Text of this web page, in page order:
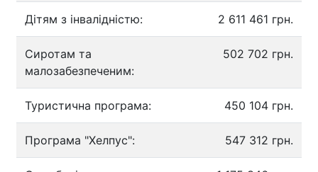
Дітям з інвалідністю: 2 611 461 грн.
Сиротам та
малозабезпеченим:
502 702 грн.
Туристична програма: 450 104 грн.
Програма "Хелпус": 547 312 грн.